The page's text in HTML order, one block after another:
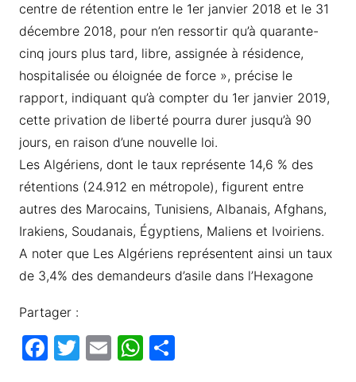
centre de rétention entre le 1er janvier 2018 et le 31
décembre 2018, pour n’en ressortir qu’à quarante-
cinq jours plus tard, libre, assignée à résidence,
hospitalisée ou éloignée de force », précise le
rapport, indiquant qu’à compter du 1er janvier 2019,
cette privation de liberté pourra durer jusqu’à 90
jours, en raison d’une nouvelle loi.
Les Algériens, dont le taux représente 14,6 % des
rétentions (24.912 en métropole), figurent entre
autres des Marocains, Tunisiens, Albanais, Afghans,
Irakiens, Soudanais, Égyptiens, Maliens et Ivoiriens.
A noter que Les Algériens représentent ainsi un taux
de 3,4% des demandeurs d’asile dans l’Hexagone
Partager :
F T E W P